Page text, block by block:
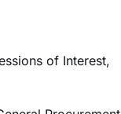
of Interest,